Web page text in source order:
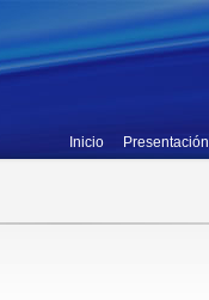
Inicio Presentación